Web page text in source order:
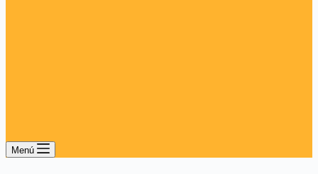
Menú